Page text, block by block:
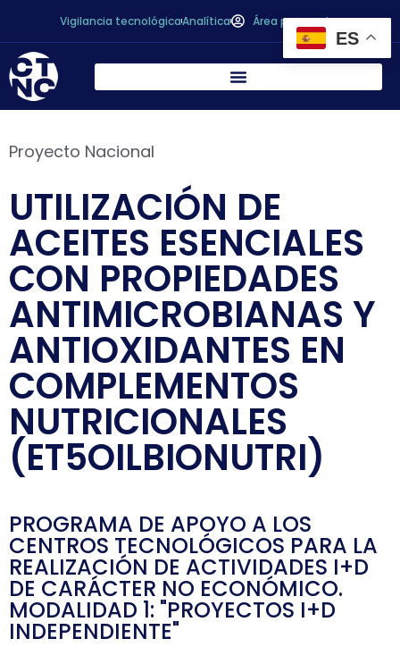
Vigilancia tecnológicaAnalítica Área personal
Proyecto Nacional
UTILIZACIÓN DE
ACEITES ESENCIALES
CON PROPIEDADES
ANTIMICROBIANAS Y
ANTIOXIDANTES EN
COMPLEMENTOS
NUTRICIONALES
(ET5OILBIONUTRI)
PROGRAMA DE APOYO A LOS
CENTROS TECNOLÓGICOS PARA LA
REALIZACIÓN DE ACTIVIDADES I+D
DE CARÁCTER NO ECONÓMICO.
MODALIDAD 1: "PROYECTOS I+D
INDEPENDIENTE"
ES